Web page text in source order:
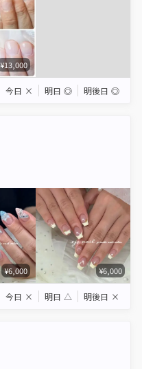
¥13,000
今日 × 明日 ◎ 明後日 ◎
¥6,000 ¥6,000
今日 × 明日 △ 明後日 ×